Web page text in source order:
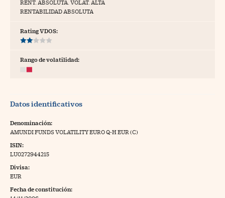
RENT. ABSOLUTA. VOLAT. ALTA
RENTABILIDAD ABSOLUTA
Rating VDOS:
Rango de volatilidad:
Datos identificativos
Denominación:
AMUNDI FUNDS VOLATILITY EURO Q-H EUR (C)
ISIN:
LU0272944215
Divisa:
EUR
Fecha de constitución: